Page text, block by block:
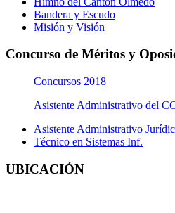
Bandera y Escudo
Misión y Visión
Concurso de Méritos y
Concursos 2018
Asistente Administrativo del
Asistente Administrativo
Técnico en Sistemas Inf.
UBICACIÓN